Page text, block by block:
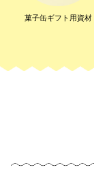
菓子缶ギフト用資材